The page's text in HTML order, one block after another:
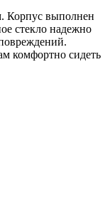
Корпус выполнен
стекло надежно
комфортно сидеть